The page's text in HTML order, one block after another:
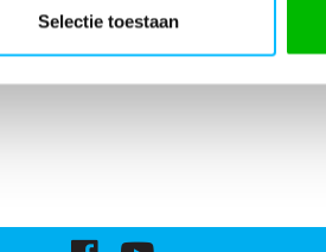
Selectie toestaan